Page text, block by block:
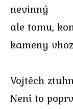
nevinný
ale tomu,
kameny
Vojtěch
Není to